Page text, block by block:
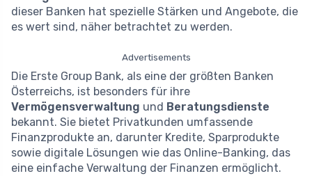
dieser Banken hat spezielle Stärken und Angebote, die
es wert sind, näher betrachtet zu werden.
Advertisements
Die Erste Group Bank, als eine der größten Banken
Österreichs, ist besonders für ihre
Vermögensverwaltung und Beratungsdienste
bekannt. Sie bietet Privatkunden umfassende
Finanzprodukte an, darunter Kredite, Sparprodukte
sowie digitale Lösungen wie das Online-Banking, das
eine einfache Verwaltung der Finanzen ermöglicht.